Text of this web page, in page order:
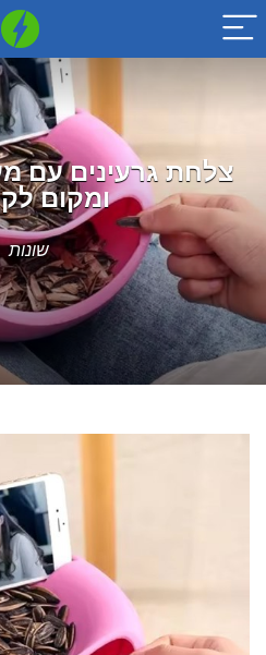
צלחת גרעינים עם
ומקום
שונות